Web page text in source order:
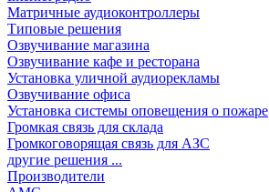
Матричные аудиоконтроллеры
Типовые решения
Озвучивание магазина
Озвучивание кафе и ресторана
Установка уличной аудиорекламы
Озвучивание офиса
Установка системы оповещения о пожаре
Громкая связь для склада
Громкоговорящая связь для АЗС
другие решения ...
Производители